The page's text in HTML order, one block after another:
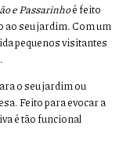
e Passarinhoé feito
seu jardim. Com um
pequenos visitantes
o seu jardim ou
Feito para evocar a
é tão funcional